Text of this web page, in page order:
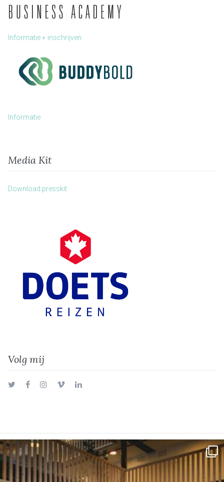
Informatie + inschrijven
Informatie
Media Kit
Download presskit
Volg mij
TwitterFacebookInstagram
VimeoLinkedIn